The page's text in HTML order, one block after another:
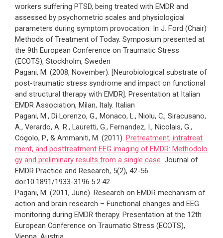
workers suffering PTSD, being treated with EMDR and
assessed by psychometric scales and physiological
parameters during symptom provocation. In J. Ford (Chair)
Methods of Treatment of Today. Symposium presented at
the 9th European Conference on Traumatic Stress
(ECOTS), Stockholm, Sweden
Pagani, M. (2008, November). [Neurobiological substrate of
post-traumatic stress syndrome and impact on functional
and structural therapy with EMDR]. Presentation at Italian
EMDR Association, Milan, Italy. Italian
Pagani, M., Di Lorenzo, G., Monaco, L., Niolu, C., Siracusano,
A., Verardo, A. R., Lauretti, G., Fernandez, I., Nicolais, G.,
Cogolo, P., & Ammaniti, M. (2011). Pretreatment, intratreat
ment, and posttreatment EEG imaging of EMDR: Methodolo
gy and preliminary results from a single case. Journal of
EMDR Practice and Research, 5(2), 42-56.
doi:10.1891/1933-3196.5.2.42
Pagani, M. (2011, June). Research on EMDR mechanism of
action and brain research – Functional changes and EEG
monitoring during EMDR therapy. Presentation at the 12th
European Conference on Traumatic Stress (ECOTS),